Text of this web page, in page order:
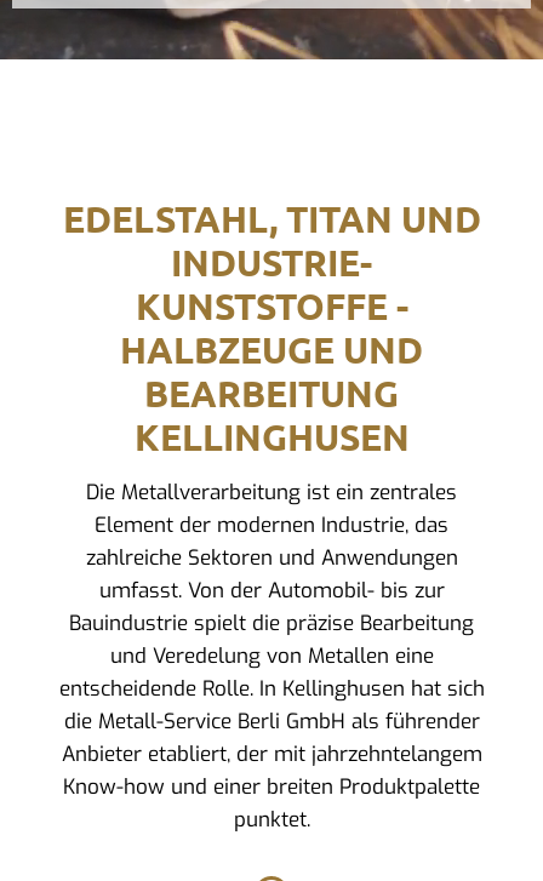
EDELSTAHL, TITAN UND
INDUSTRIE-
KUNSTSTOFFE -
HALBZEUGE UND
BEARBEITUNG
KELLINGHUSEN
Die Metallverarbeitung ist ein zentrales
Element der modernen Industrie, das
zahlreiche Sektoren und Anwendungen
umfasst. Von der Automobil- bis zur
Bauindustrie spielt die präzise Bearbeitung
und Veredelung von Metallen eine
entscheidende Rolle. In Kellinghusen hat sich
die Metall-Service Berli GmbH als führender
Anbieter etabliert, der mit jahrzehntelangem
Know-how und einer breiten Produktpalette
punktet.